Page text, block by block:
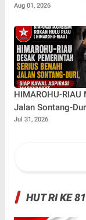
Masih 'Gantung',
Dikabulkan?
Aug 01, 2026
HIMAROHU-RIAU
Jalan Sontang-
Diperbaiki Pasca
Jul 31, 2026
HUT RI KE 81